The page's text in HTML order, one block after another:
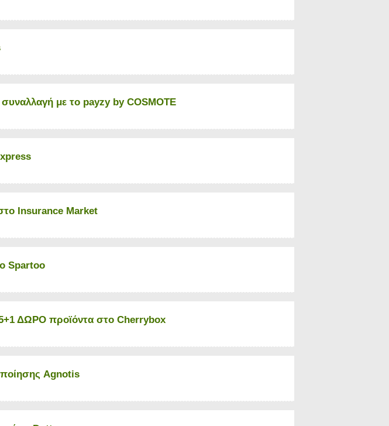
με το payzy by COSMOTE
Insurance Market
Spartoo
5+1 ΔΩΡΟ προϊόντα στο Cherrybox
Agnotis